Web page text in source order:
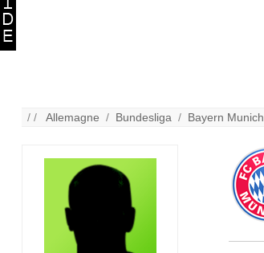
/ /Allemagne / Bundesliga / Bayern Munich